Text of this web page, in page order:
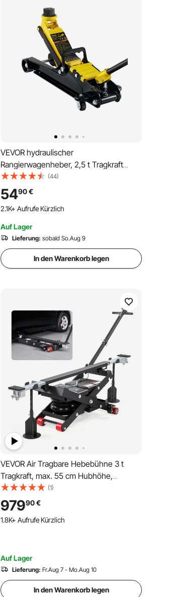
VEVOR hydraulischer
Rangierwagenheber, 2,5 t Tragkraft
Scherenwagenheber, 85-380 mm
Höhenbereich hydraulischer
Wagenheber Einzelkolben Heber,
Autoheber für Familienautos,
Lastwagen, SUVs
(44)
5490€
2.1K+ Aufrufe Kürzlich
Auf Lager
Lieferung: sobald So.Aug 9
In den Warenkorb legen
VEVOR Air Tragbare Hebebühne 3 t
Tragkraft, max. 55 cm Hubhöhe,
verstellbare tragbare Lufthebebühne mit
Airbag & Stützfüßen & Radkeilen &
Gummipads, robust für Limousinen,
SUVs und Pickups
(1)
97990€
1.8K+ Aufrufe Kürzlich
Auf Lager
Lieferung: Fr.Aug 7 - Mo.Aug 10
In den Warenkorb legen